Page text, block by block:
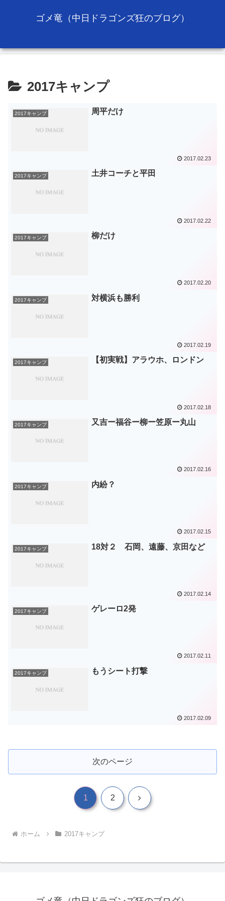
ゴメ竜（中日ドラゴンズ狂のブログ）
2017キャンプ
2017キャンプ 周平だけ
2017.02.23
2017キャンプ 土井コーチと平田
2017.02.22
2017キャンプ 柳だけ
2017.02.20
2017キャンプ 対横浜も勝利
2017.02.19
2017キャンプ 【初実戦】アラウホ、ロンドン
2017.02.18
2017キャンプ 又吉ー福谷ー柳ー笠原ー丸山
2017.02.16
2017キャンプ 内紛？
2017.02.15
2017キャンプ 18対２ 石岡、遠藤、京田など
2017.02.14
2017キャンプ ゲレーロ2発
2017.02.11
2017キャンプ もうシート打撃
2017.02.09
次のページ
1 2 次
ホーム 2017キャンプ